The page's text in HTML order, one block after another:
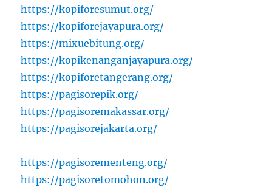
https://kopiforesumut.org/
https://kopiforejayapura.org/
https://mixuebitung.org/
https://kopikenanganjayapura.org/
https://kopiforetangerang.org/
https://pagisorepik.org/
https://pagisoremakassar.org/
https://pagisorejakarta.org/
https://pagisorementeng.org/
https://pagisoretomohon.org/